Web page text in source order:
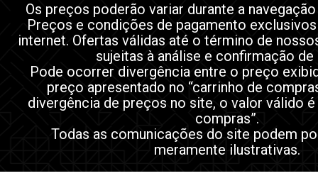
Os preços poderão variar durante a
Preços e condições de pagamento
internet. Ofertas válidas até o término de
sujeitas à análise e confirmação de
Pode ocorrer divergência entre o preço
preço apresentado no “carrinho de
divergência de preços no site, o valor válido é
compras”.
Todas as comunicações do site podem
meramente ilustrativas.